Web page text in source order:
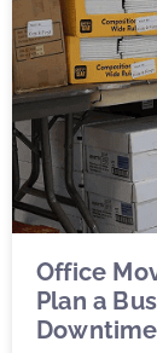
Office
Plan a